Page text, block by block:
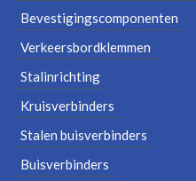
Bevestigingscomponenten
Verkeersbordklemmen
Stalinrichting
Kruisverbinders
Stalen buisverbinders
Buisverbinders